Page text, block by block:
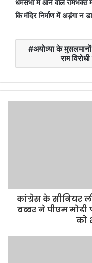
धर्मसभा में आने वाले रामभक्त
कि मंदिर निर्माण में अड़ंगा न
अयोध्या के
राम
कांग्रेस के सीनियर
बब्बर ने पीएम
को